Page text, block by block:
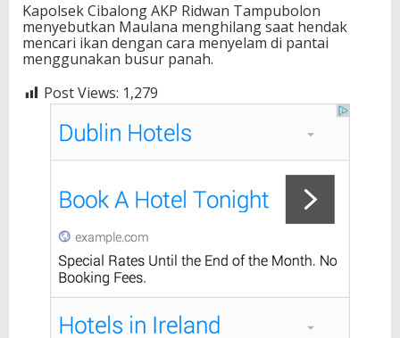
Kapolsek Cibalong AKP Ridwan Tampubolon
menyebutkan Maulana menghilang saat hendak
mencari ikan dengan cara menyelam di pantai
menggunakan busur panah.
Post Views: 1,279